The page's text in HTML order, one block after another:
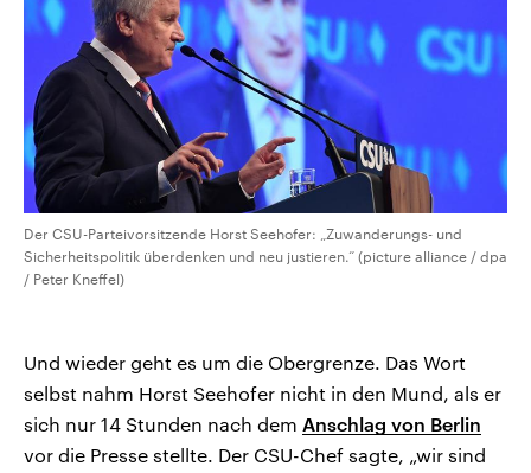
Der CSU-Parteivorsitzende Horst Seehofer: „Zuwanderungs- und
Sicherheitspolitik überdenken und neu justieren.“ (picture alliance / dpa
/ Peter Kneffel)
Und wieder geht es um die Obergrenze. Das Wort
selbst nahm Horst Seehofer nicht in den Mund, als er
sich nur 14 Stunden nach dem Anschlag von Berlin
vor die Presse stellte. Der CSU-Chef sagte, „wir sind